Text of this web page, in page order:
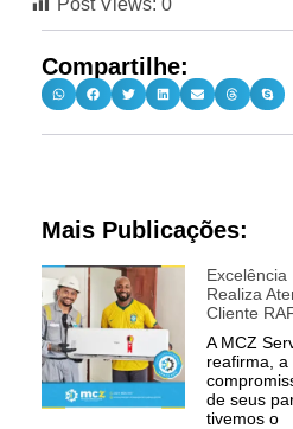
Post Views: 0
Compartilhe:
Mais Publicações:
Excelência
Realiza
Cliente
A MCZ
reafirma, a
de seus
tivemos o